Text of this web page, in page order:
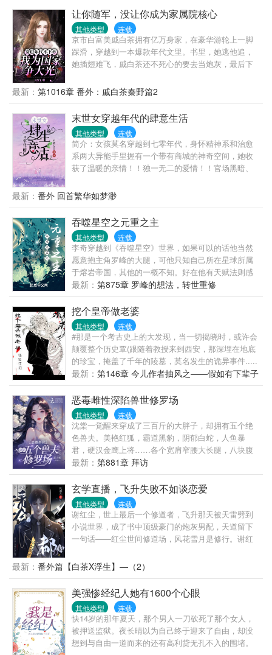
完成，可以回现代世界升官发财娶老婆了。凌漠：他
为我掉这么多泪，我还他一生一世——
情，从此紧追不舍。 理想是这样的：当我朝他迈出第
一步，那么剩下的九十九步他就会朝我飞奔而来，当
我站在那儿微微一笑，他就会觉得好似等了我一万
年。 现实是这样的：当我朝他迈了第一步，他却义无
反顾地退了九十九步，当我对着他微微一笑，他直接
扭头就走，不带走一片云彩。 在经历了九九八十一
六将，从无数凶猛的女人中脱颖而出，赢得韩大她终
裁哪一点？ （一脸娇羞）满身的铜臭气，还有草菅人
命的气质 你收过最浪漫的订婚礼物是什么？ （犹豫纠
结）系统，爱情测试系统 你收过最温情的结婚礼物是
什么？ （泪流满面）系统，婚姻测试系统 你收过最意
外的周年礼物是什么？ （崩溃离线）系统，亲子测试
撩汉攻略~苏苏苏~甜炸天~脑洞无极限~
让你随军，没让你成为家属院核心
其他类型 连载
京市白富美戚白茶拥有亿万身家，在豪华游轮上一脚
踩滑，穿越到一本爆款年代文里。书里，她逃他追，
她插翅难飞，戚白茶还不死心的要去当炮灰，最后下
间，这跟度假没啥样，小手一挥，送无良爹妈去吃
灰，白莲妹妹，报名去大西北喂猪，卷款闪婚男军
官。嗯，换个地方继续躺平。……最近，家属院炸
了，听说那出任务的秦队长捡了个媳妇回来。娇弱白
嫩，手不能提，偏偏秦队长还宠的不行。喝水怕烫
着，做菜怕伤着，就连走路，都恨不得抱着。嫂子们
瓜子一抓，坐等抛夫弃子戏码。这盼着望着，戚白茶
成了首屈一指的外科医生，双胞胎呱呱落地，国家特
上文工团的，娶上这娇娇媳，那是祖坟冒青烟了。各
界大佬虎视眈眈，秦队长严防死守，就怕自个儿家被
偷了。一句话：媳妇儿，求你躺平吧！
最新： 第1016章 番外：戚白茶秦野篇2
末世女穿越年代的肆意生活
其他类型 连载
简介：女孩莫名穿越到七零年代，身怀精神系和治愈
系两大异能手里握有一个带有商城的神奇空间，她收
获了温暖的亲情！！独一无二的爱情！！官场黑暗、
没想到自己的亲生父亲竟然来头这么大！！！极品、
反派都会有，但是出现很快就会被女主解决。看她在
这个时代过得如何肆意！！...............不是传统年代
文，文中故事众多，都很精彩！！！有男配，磕cp的
亲友们，谨慎...简介不能表达这本书的精彩之处，跟
传统的年代种田文不一样哦，敬请期待。请移步正
文！！！！
最新： 番外 回首繁华如梦渺
吞噬星空之元重之主
其他类型 连载
李奇穿越到《吞噬星空》世界，如果可以的话他当然
愿意抱主角罗峰的大腿，可他只知自己所在星球所属
于熔岩帝国，其他的一概不知。好在他有天赋法则感
悟惊人，有奇遇初始基因32倍，这使他从熔岩帝国的
一颗普通培养星球走到了宇宙巅峰天才战的舞台上。
也在这时，他发现此时的《吞噬星空》与他记忆中的
有些不一样——“什么？人类有1004宇宙国！”“什么？
这届宇宙巅峰天才战最强选手的名字叫科谛！”直到这
一刻，李奇才明白，原来他是穿越过头了，在这个时
间罗峰的老师真衍王还没出生。穿越过头了？没关
系！李奇表示他有传承，而且比罗峰的传承更厉害。
就算罗峰成长到巅峰，撑死也就神王，而他是必将成
为神王之上的男人！（注：主角有天赋、有传承，且
只看过吞噬星空！只看过吞噬星空！只看过吞噬星
空！重要的事说三遍。）
最新： 第875章 罗峰的想法，转世重修
挖个皇帝做老婆
其他类型 连载
#那是一个考古史上的大发现，当一切揭晓时，或许会
颠覆整个历史覃(跟随着教授来到西安，那深埋在地底
的珍宝，掩盖了千年的陵墓，莫名发生的诡异事件.....
奋着、恐惧着他却在灵柩打开的一瞬愣住了，千年前
的帝王静静的躺在那儿，而他的心，也留在了那儿......
店老板》点这里～～完结的旧文《绝对诱惑》点这里
～～我的~怪诞江阳~专栏~请轻~戳想要和大家还有我
一起讨论讨论，勾搭勾搭的话，这里是群号哦~~：：
383366768 叫[江阳大道]这群人已满，要交流的话，可
以到二号群江阳小道江阳小道群号：284850353
最新： 第146章 今儿作者抽风之——假如有下辈子
恶毒雌性深陷兽世修罗场
其他类型 连载
沈棠一觉醒来穿成了三百斤的大胖子，却拥有五个绝
色兽夫。美艳红狐，霸道黑豹，阴郁白蛇，人鱼暴
君，硬汉金鹰上将……各个宽肩窄腰大长腿，八块腹
肌堪比男模！原主又丑又懒遭人嫌，兽夫们避如蛇
蝎，她还妄图霸王硬上弓，穿越过来的沈棠成了这个
替罪羔羊。开局便是修罗场！面对兽夫冰冷、厌恶的
目光，沈棠吓得浑身发抖，一脚踹开眼前的男人，转
身就跑。离婚就离婚，本姑娘不伺候了！可就在这
时，她竟绑定了一个“变美系统”，要求她攻略这五位极
品兽夫！只要提升他们的好感度，就能获得丰厚的奖
励：祛痘膏、减肥丹、美容丹、诱惑体香……沈棠心
跑！她信心满满地查看五位兽夫的好感度，结果——
她只有一条小命，这该怎么攻略？可后来：万人嫌怎
么变成万人迷了？不是说好让她守活寡，你们偷偷爬
床干什么？
最新： 第881章 拜访
玄学直播，飞升失败不如谈恋爱
其他类型 连载
谢红尘，世上最后一个修道者，飞升那天被天雷劈到
小说世界，成了书中顶级豪门的炮灰男配，天道留下
一句话——红尘世间修道场，风花雪月是修行。谢红
喜欢的男人利用，抛弃，伤心欲绝，年纪轻轻便结束
了自己的生命。谢红尘……男人有什么用，男人只会
影响他飞升的速度！直到转身看到一个惊为天人的男
人，啪啪打脸，话说这个仙也不是非修不可……颜控
谢红尘激动的泪水从嘴角滑下来:叔叔，算命吗？不准
不要钱。身份神秘尊贵，面若谪仙，只剩一年寿命的
陆九朝:嗯。谢红尘掐指一算:你五行缺我，有了我，长
命百岁只是打底，长生不老我也可以……后来，陆九
最新： 番外篇【白茶X浮生】—（2）
美强惨经纪人她有1600个心眼
其他类型 连载
快14岁的那年夏天，那个男人一刀砍死了那个女人，
被押送监狱。夜长晴以为自己终于迎来了自由，却没
想到与自由一道而来的还有高利贷无孔不入的围堵。